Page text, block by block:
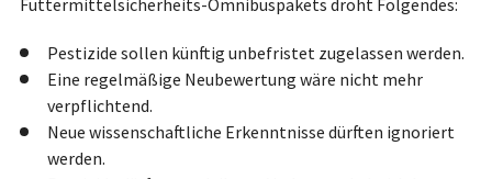
Pestizide sollen künftig unbefristet zugelassen werden.
Eine regelmäßige Neubewertung wäre nicht mehr
verpflichtend.
Neue wissenschaftliche Erkenntnisse dürften ignoriert
werden.